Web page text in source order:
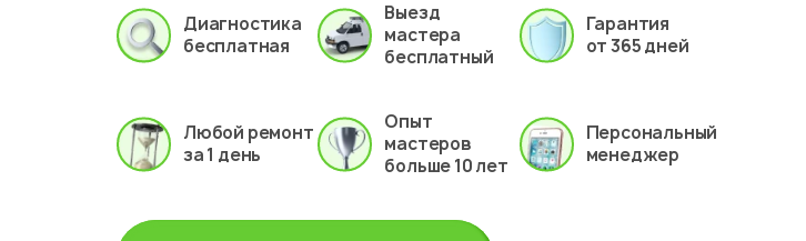
Диагностика
бесплатная
Выезд
мастера
бесплатный
Гарантия
от 365 дней
Любой ремонт
за 1 день
Опыт
мастеров
больше 10 лет
Персональный
менеджер